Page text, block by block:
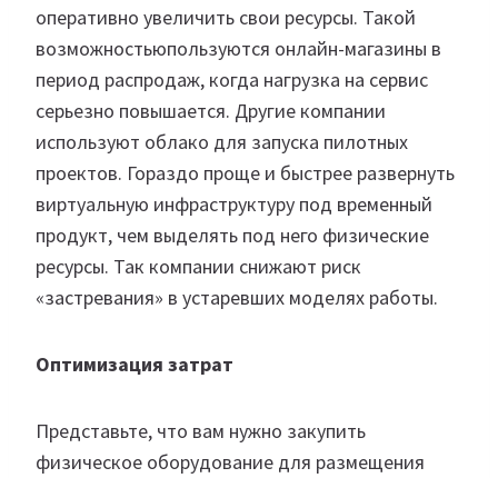
оперативно увеличить свои ресурсы. Такой
возможностьюпользуются онлайн-магазины в
период распродаж, когда нагрузка на сервис
серьезно повышается. Другие компании
используют облако для запуска пилотных
проектов. Гораздо проще и быстрее развернуть
виртуальную инфраструктуру под временный
продукт, чем выделять под него физические
ресурсы. Так компании снижают риск
«застревания» в устаревших моделях работы.
Оптимизация затрат
Представьте, что вам нужно закупить
физическое оборудование для размещения